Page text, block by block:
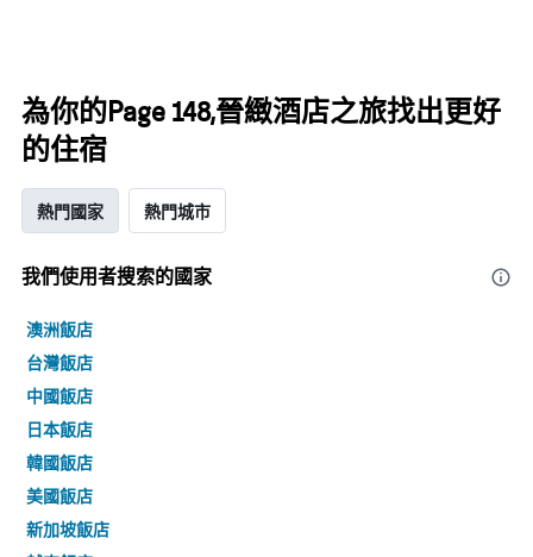
為你的Page 148,晉緻酒店之旅找出更好
的住宿
熱門國家 熱門城市
我們使用者搜索的國家
澳洲飯店
台灣飯店
中國飯店
日本飯店
韓國飯店
美國飯店
新加坡飯店